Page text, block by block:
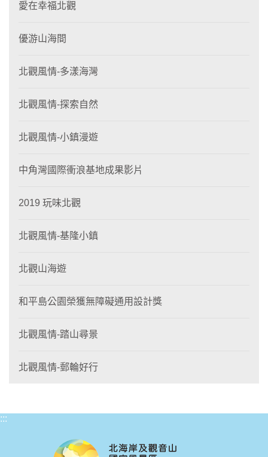
愛在幸福北觀
優游山海間
北觀風情-多漾海灣
北觀風情-探索自然
北觀風情-小鎮漫遊
中角灣國際衝浪基地成果影片
2019 玩味北觀
北觀風情-基隆小鎮
北觀山海遊
和平島公園榮獲無障礙通用設計獎
北觀風情-踏山尋景
北觀風情-郵輪好行
:::